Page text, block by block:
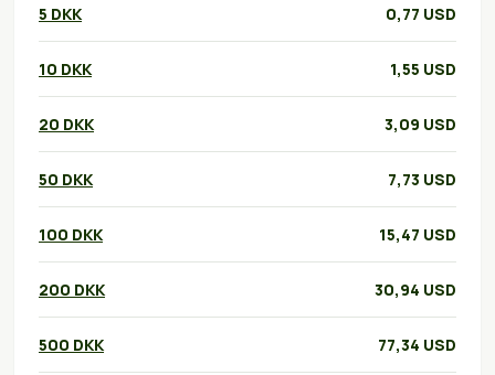
5 DKK 0,77 USD
10 DKK 1,55 USD
20 DKK 3,09 USD
50 DKK 7,73 USD
100 DKK 15,47 USD
200 DKK 30,94 USD
500 DKK 77,34 USD